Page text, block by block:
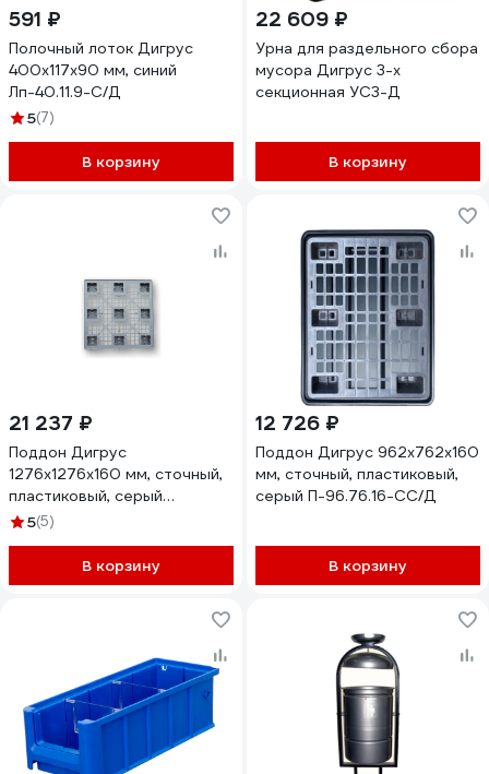
591 ₽
Полочный лоток Дигрус
400x117x90 мм, синий
Лп-40.11.9-С/Д
5(7)
В корзину
22 609 ₽
Урна для раздельного сбора
мусора Дигрус 3-х
секционная УС3-Д
В корзину
21 237 ₽
Поддон Дигрус
1276x1276x160 мм, сточный,
пластиковый, серый
П-127.127.16-СС/Д
5(5)
В корзину
12 726 ₽
Поддон Дигрус 962x762x160
мм, сточный, пластиковый,
серый П-96.76.16-СС/Д
В корзину